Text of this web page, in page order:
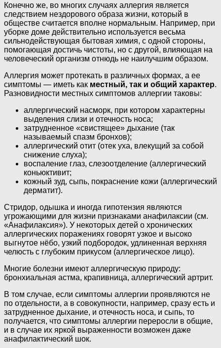
Конечно же, во многих случаях аллергия является
следствием нездорового образа жизни, который в
обществе считается вполне нормальным. Например, при
уборке доме действительно используется весьма
сильнодействующая бытовая химия, с одной стороны,
помогающая достичь чистоты, но с другой, влияющая на
человеческий организм отнюдь не наилучшим образом.
Аллергия может протекать в различных формах, а ее
симптомы — иметь как местный, так и общий характер.
Разновидности местных симптомов аллергии таковы:
аллергический насморк, при котором характерны
выделения слизи и отечность носа;
затрудненное «свистящее» дыхание (так
называемый спазм бронхов);
аллергический отит (отек уха, влекущий за собой
снижение слуха);
воспаление глаз, слезоотделение (аллергический
коньюктивит;
кожный зуд, сыпь, покраснение кожи (аллергический
дерматит).
Стридор, одышка и иногда гипотензия являются
угрожаю­щими для жизни признаками анафилак­сии (см.
«Анафилаксия»). У некоторых детей о хронических
аллергических поражениях говорят узкое и высоко
выгнутое нёбо, узкий подбородок, удлиненная верхняя
челюсть с глубоким прикусом (аллерги­ческое лицо).
Многие болезни имеют аллергическую природу:
бронхиальная астма, крапивница, аллергический артрит.
В том случае, если симптомы аллергии проявляются не
по отдельности, а в совокупности, например, сразу есть и
затрудненное дыхание, и отечность носа, и сыпь, то
получается, что симптомы аллергии переросли в общие,
и в случае их яркой выраженности возможен даже
анафилактический шок.